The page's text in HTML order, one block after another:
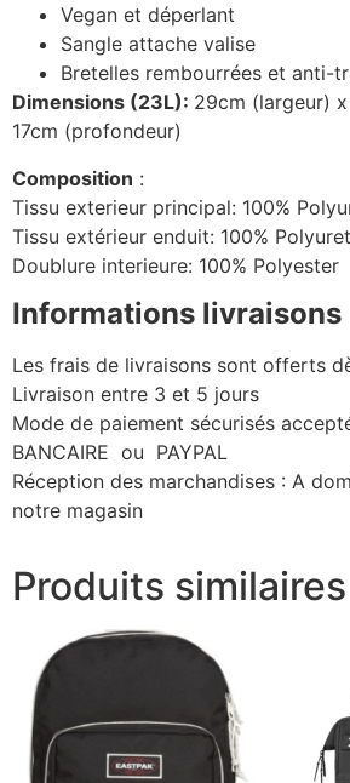
Vegan et déperlant
Sangle attache valise
Bretelles rembourrées et anti-
Dimensions (23L): 29cm (largeur)
17cm (profondeur)
Composition :
Tissu exterieur principal: 100%
Tissu extérieur enduit: 100%
Doublure interieure: 100% Polyester
Informations livraisons
Les frais de livraisons sont offerts
Livraison entre 3 et 5 jours
Mode de paiement sécurisés
BANCAIRE ou PAYPAL
Réception des marchandises : A
notre magasin
Produits similaires